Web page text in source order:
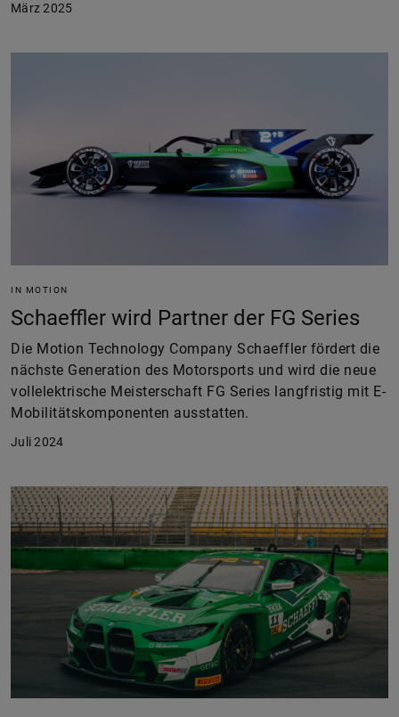
März 2025
IN MOTION
Schaeffler wird Partner der FG Series
Die Motion Technology Company Schaeffler fördert die
nächste Generation des Motorsports und wird die neue
vollelektrische Meisterschaft FG Series langfristig mit E-
Mobilitätskomponenten ausstatten.
Juli 2024